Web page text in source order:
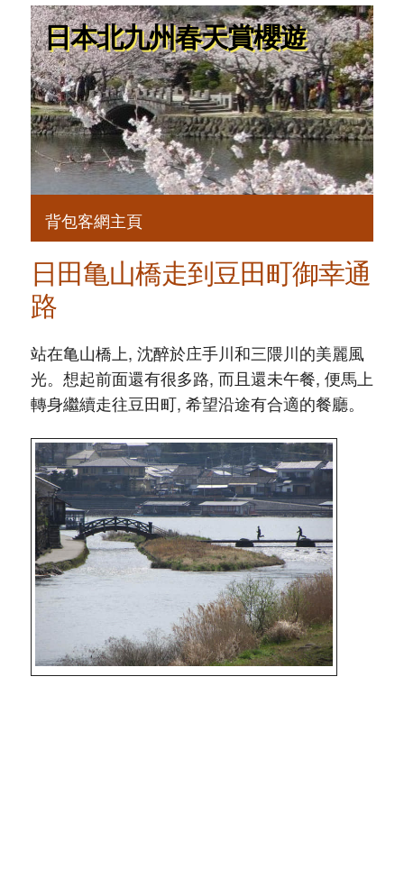
日本北九州春天賞櫻遊
背包客網主頁
日田亀山橋走到豆田町御幸通
路
站在亀山橋上, 沈醉於庄手川和三隈川的美麗風
光。想起前面還有很多路, 而且還未午餐, 便馬上
轉身繼續走往豆田町, 希望沿途有合適的餐廳。